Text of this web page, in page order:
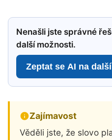
Nenašli jste správné
další možnosti.
Zeptat se AI na
Zajímavost
Věděli jste, že slovo